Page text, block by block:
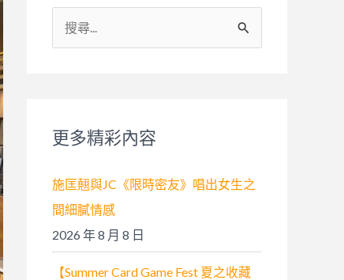
尋
:更多精彩內容
施匡翹與JC《限時密友》唱出女生之
間細膩情感
2026 年 8 月 8 日
【Summer Card Game Fest 夏之收藏